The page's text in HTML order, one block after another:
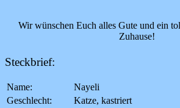
Wir wünschen Euch alles Gute und ein
Zuhause!
Steckbrief:
Name:
Nayeli
Geschlecht:
Katze, kastriert